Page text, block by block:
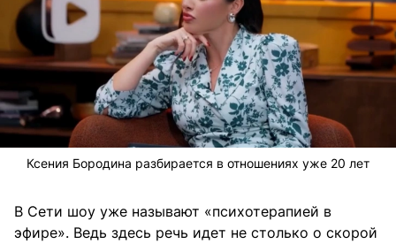
Ксения Бородина разбирается в отношениях уже 20 лет
В Сети шоу уже называют «психотерапией в
эфире». Ведь здесь речь идет не столько о скорой